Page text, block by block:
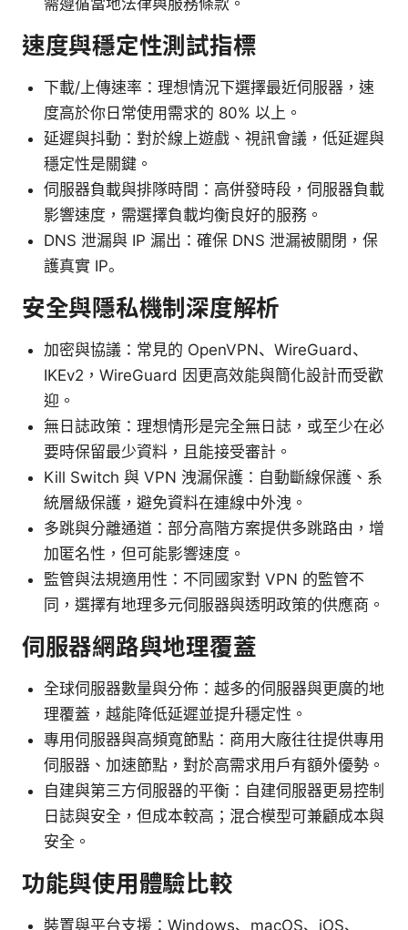
需遵循當地法律與服務條款。
速度與穩定性測試指標
下載/上傳速率：理想情況下選擇最近伺服器，速
度高於你日常使用需求的 80% 以上。
延遲與抖動：對於線上遊戲、視訊會議，低延遲與
穩定性是關鍵。
伺服器負載與排隊時間：高併發時段，伺服器負載
影響速度，需選擇負載均衡良好的服務。
DNS 泄漏與 IP 漏出：確保 DNS 泄漏被關閉，保
護真實 IP。
安全與隱私機制深度解析
加密與協議：常見的 OpenVPN、WireGuard、
IKEv2，WireGuard 因更高效能與簡化設計而受歡
迎。
無日誌政策：理想情形是完全無日誌，或至少在必
要時保留最少資料，且能接受審計。
Kill Switch 與 VPN 洩漏保護：自動斷線保護、系
統層級保護，避免資料在連線中外洩。
多跳與分離通道：部分高階方案提供多跳路由，增
加匿名性，但可能影響速度。
監管與法規適用性：不同國家對 VPN 的監管不
同，選擇有地理多元伺服器與透明政策的供應商。
伺服器網路與地理覆蓋
全球伺服器數量與分佈：越多的伺服器與更廣的地
理覆蓋，越能降低延遲並提升穩定性。
專用伺服器與高頻寬節點：商用大廠往往提供專用
伺服器、加速節點，對於高需求用戶有額外優勢。
自建與第三方伺服器的平衡：自建伺服器更易控制
日誌與安全，但成本較高；混合模型可兼顧成本與
安全。
功能與使用體驗比較
裝置與平台支援：Windows、macOS、iOS、